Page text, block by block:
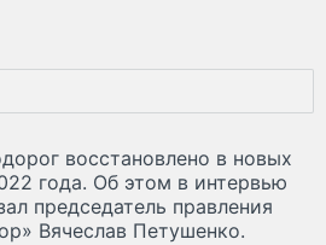
восстановлено в новых
года. Об этом в интервью
председатель правления
Вячеслав Петушенко.